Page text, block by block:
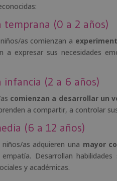
temprana (0 a 2 años)
as comienzan a
a expresar sus necesidades
(2 a 6 años)
comienzan a desarrollar un
a compartir, a controlar
(6 a 12 años)
as adquieren una mayor
Desarrollan
y académicas.